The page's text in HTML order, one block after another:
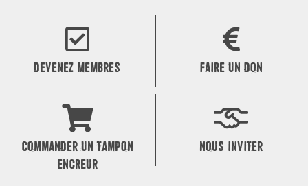
DEVENEZ MEMBRES FAIRE UN DON
COMMANDER UN TAMPON
ENCREUR
NOUS INVITER